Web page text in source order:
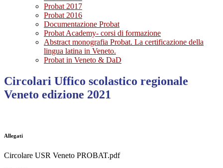
Probat 2017
Probat 2016
Documentazione Probat
Probat Academy- corsi di formazione
Abstract monografia Probat. La certificazione della
lingua latina in Veneto.
Probat in Veneto & DaD
Circolari Uffico scolastico regionale
Veneto edizione 2021
Allegati
Circolare USR Veneto PROBAT.pdf